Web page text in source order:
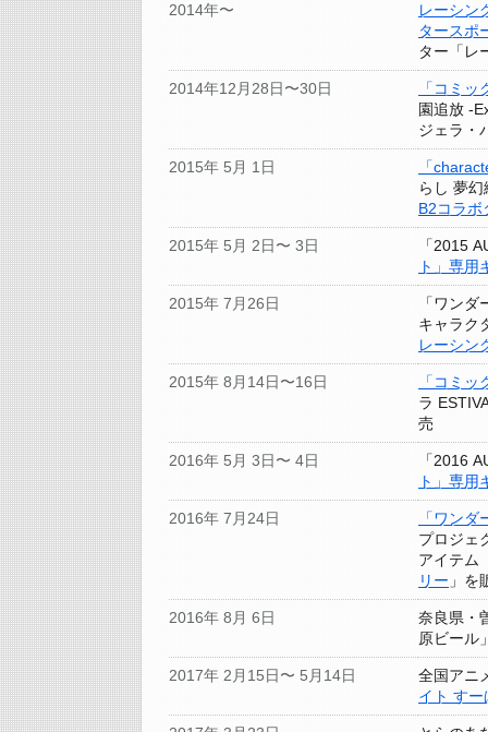
2014年〜
レーシン
タースポ
ター「レ
2014年12月28日〜30日
「コミ
園追放 -
ジェラ・
2015年 5月 1日
「
らし 夢
B2コラボ
2015年 5月 2日〜 3日
「2015
ト」専用
2015年 7月26日
「ワン
キャラク
レーシン
2015年 8月14日〜16日
「コミ
ラ
売
2016年 5月 3日〜 4日
「2016
ト」専用
2016年 7月24日
「ワン
プロジェ
アイテム
リー 」を
2016年 8月 6日
奈良県・
原ビール
2017年 2月15日〜 5月14日
全国アニ
イト す